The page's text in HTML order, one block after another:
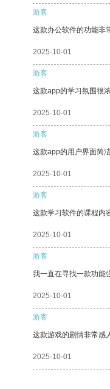
游客
这款办公软件的功能非
2025-10-01
游客
这款app的学习氛围很
2025-10-01
游客
这款app的用户界面简
2025-10-01
游客
这款学习软件的课程内
2025-10-01
游客
我一直在寻找一款功能
2025-10-01
游客
这款游戏的剧情非常感
2025-10-01